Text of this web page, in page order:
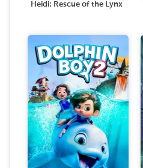
Heidi: Rescue of the Lynx